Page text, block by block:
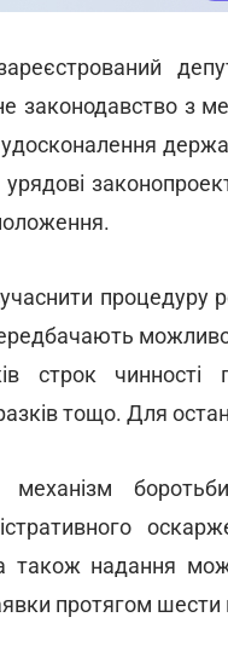
законодавство з
удосконалення
процедуру
строк чинності
тощо. Для
також надання
протягом шести